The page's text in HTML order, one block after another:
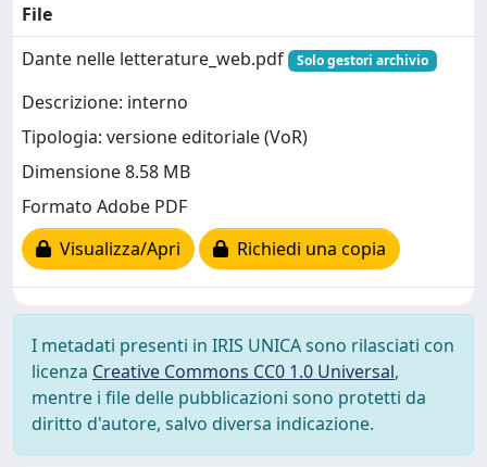
File
Dante nelle letterature_web.pdf
Solo gestori archivio
Descrizione: interno
Tipologia: versione editoriale (VoR)
Dimensione 8.58 MB
Formato Adobe PDF
Visualizza/Apri
Richiedi una copia
I metadati presenti in IRIS UNICA sono rilasciati con
licenza Creative Commons CC0 1.0 Universal,
mentre i file delle pubblicazioni sono protetti da
diritto d'autore, salvo diversa indicazione.